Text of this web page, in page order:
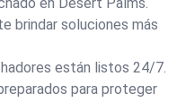
brindar soluciones más
están listos 24/7.
para proteger